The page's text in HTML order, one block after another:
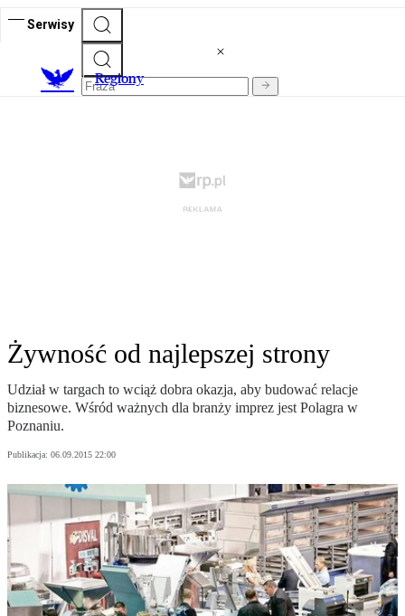
Serwisy
Regiony
Żywność od najlepszej strony
Udział w targach to wciąż dobra okazja, aby budować relacje
biznesowe. Wśród ważnych dla branży imprez jest Polagra w
Poznaniu.
Publikacja: 06.09.2015 22:00